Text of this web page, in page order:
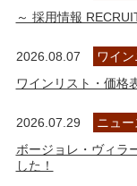
～ 採用情報
2026.08.07
ワイン
ワインリスト・価格
2026.07.29 ニュー
ボージョレ・ヴィラ
した！